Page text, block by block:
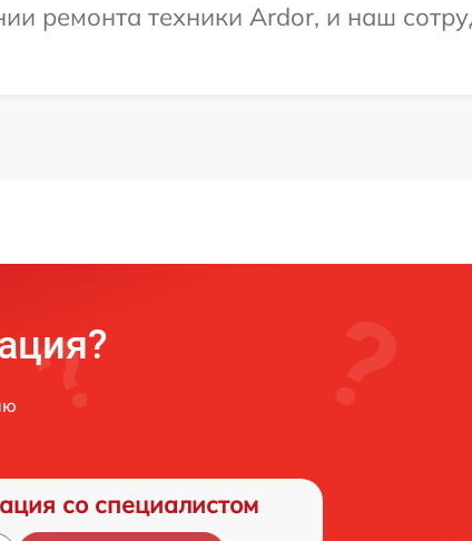
ремонта техники Ardor, и наш
со специалистом